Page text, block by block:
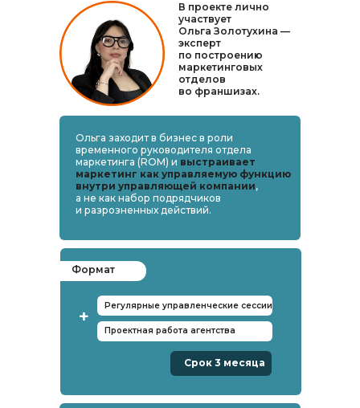
В проекте лично
участвует
Ольга Золотухина —
эксперт
по построению
маркетинговых
отделов
во франшизах.
Ольга заходит в бизнес в роли
временного руководителя отдела
маркетинга (ROM) и выстраивает
маркетинг как управляемую функцию
внутри управляющей компании,
а не как набор подрядчиков
и разрозненных действий.
Регулярные управленческие сессии
Проектная работа агентства
+
Срок 3 месяца
Формат